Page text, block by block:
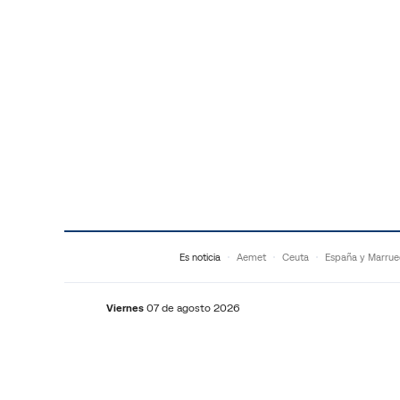
Es noticia Aemet Ceuta España y
Viernes 07 de agosto 2026